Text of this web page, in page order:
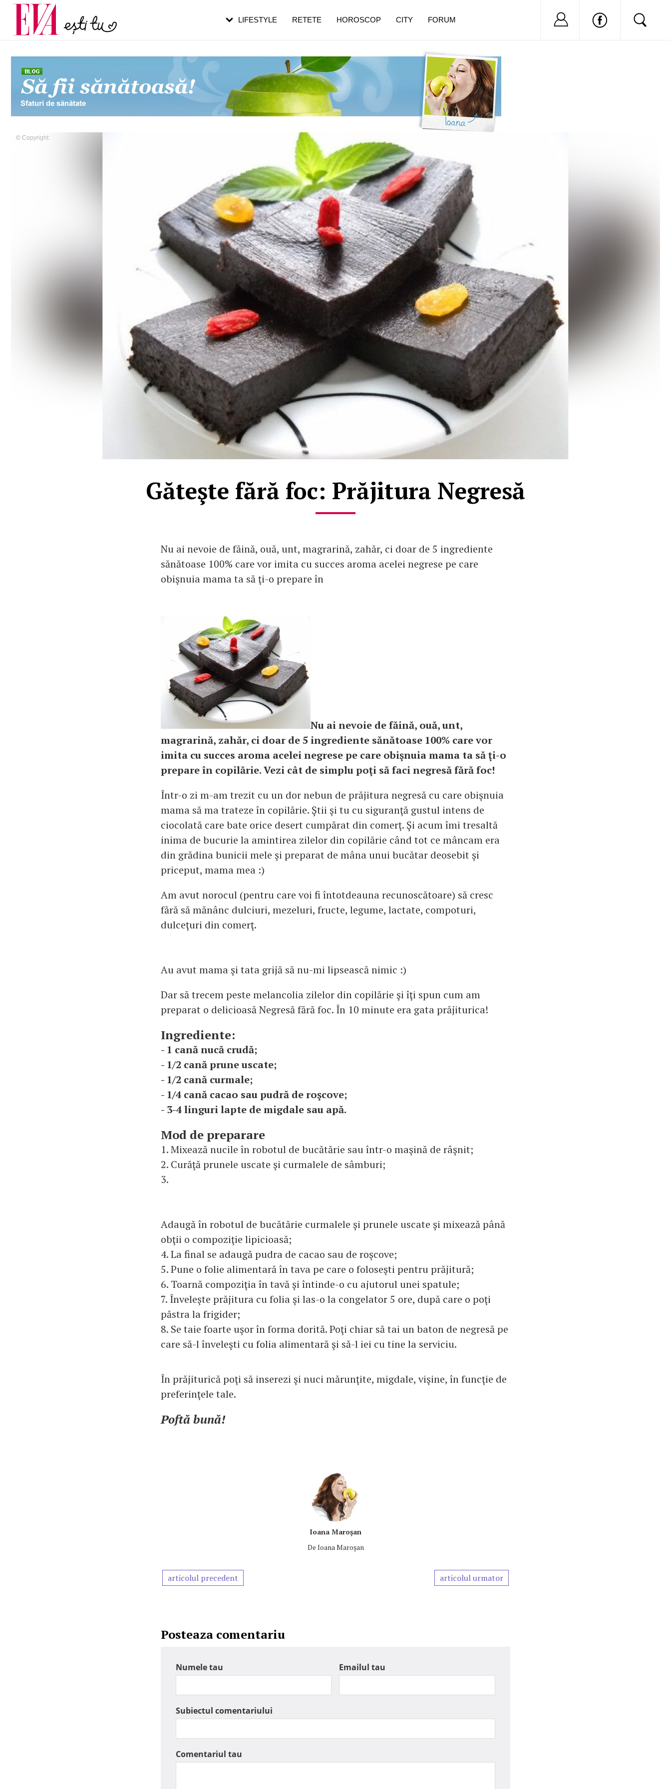
© Copyright:
Găteşte fără foc: Prăjitura Negresă
Nu ai nevoie de făină, ouă, unt, magrarină, zahăr, ci doar de 5 ingrediente
sănătoase 100% care vor imita cu succes aroma acelei negrese pe care
obişnuia mama ta să ţi-o prepare în
Nu ai nevoie de făină, ouă, unt,
magrarină, zahăr, ci doar de 5 ingrediente sănătoase 100% care vor
imita cu succes aroma acelei negrese pe care obişnuia mama ta să ţi-o
prepare în copilărie. Vezi cât de simplu poţi să faci negresă fără foc!
Într-o zi m-am trezit cu un dor nebun de prăjitura negresă cu care obişnuia
mama să ma trateze în copilărie. Ştii şi tu cu siguranţă gustul intens de
ciocolată care bate orice desert cumpărat din comerţ. Şi acum îmi tresaltă
inima de bucurie la amintirea zilelor din copilărie când tot ce mâncam era
din grădina bunicii mele şi preparat de mâna unui bucătar deosebit şi
priceput, mama mea :)
Am avut norocul (pentru care voi fi întotdeauna recunoscătoare) să cresc
fără să mănânc dulciuri, mezeluri, fructe, legume, lactate, compoturi,
dulceţuri din comerţ.
Au avut mama şi tata grijă să nu-mi lipsească nimic :)
Dar să trecem peste melancolia zilelor din copilărie şi îţi spun cum am
preparat o delicioasă Negresă fără foc. În 10 minute era gata prăjiturica!
Ingrediente:
- 1 cană nucă crudă;
- 1/2 cană prune uscate;
- 1/2 cană curmale;
- 1/4 cană cacao sau pudră de roşcove;
- 3-4 linguri lapte de migdale sau apă.
Mod de preparare
1. Mixează nucile în robotul de bucătărie sau într-o maşină de râşnit;
2. Curăţă prunele uscate şi curmalele de sâmburi;
3.
Adaugă în robotul de bucătărie curmalele şi prunele uscate şi mixează până
obţii o compoziţie lipicioasă;
4. La final se adaugă pudra de cacao sau de roşcove;
5. Pune o folie alimentară în tava pe care o foloseşti pentru prăjitură;
6. Toarnă compoziţia în tavă şi întinde-o cu ajutorul unei spatule;
7. Înveleşte prăjitura cu folia şi las-o la congelator 5 ore, după care o poţi
păstra la frigider;
8. Se taie foarte uşor în forma dorită. Poţi chiar să tai un baton de negresă pe
care să-l înveleşti cu folia alimentară şi să-l iei cu tine la serviciu.
În prăjiturică poţi să inserezi şi nuci mărunţite, migdale, vişine, în funcţie de
preferinţele tale.
Poftă bună!
Ioana Maroşan
De Ioana Maroşan
articolul precedent articolul urmator
Posteaza comentariu
Numele tau Emailul tau
Subiectul comentariului
Comentariul tau
LIFESTYLE RETETE HOROSCOP CITY FORUM Nu ai cont?
Carieră
Actualitate
pe măsură ce înaintezi în vârstă